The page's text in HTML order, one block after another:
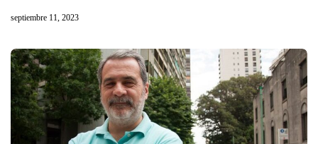
septiembre 11, 2023